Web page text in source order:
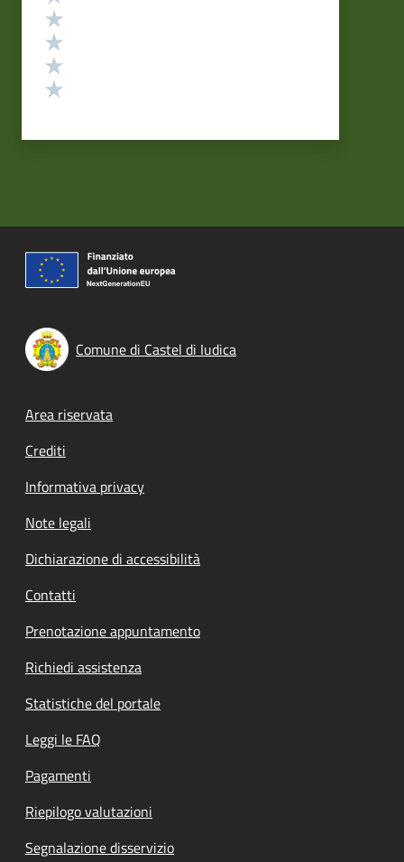
Comune di Castel di Iudica
Footer menu
Area riservata
Crediti
Informativa privacy
Note legali
Dichiarazione di accessibilità
Contatti
Prenotazione appuntamento
Richiedi assistenza
Statistiche del portale
Leggi le FAQ
Pagamenti
Riepilogo valutazioni
Segnalazione disservizio